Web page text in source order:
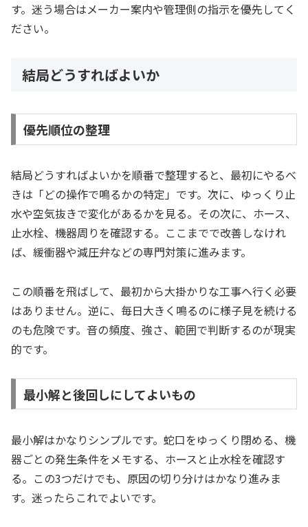
す。迷う場合はメーカー案内や管理側の指示を優先してく
ださい。
結局どうすればよいか
優先順位の整理
結局どうすればよいかを順番で整理すると、最初にやるべ
きは「どの操作で鳴るかの特定」です。次に、ゆっくり止
水や空気抜きで変化があるかを見る。その次に、ホース、
止水栓、機器周りを確認する。ここまでで改善しなけれ
ば、緩衝器や減圧弁などの専門対策に進みます。
この順番を飛ばして、最初から大掛かりな工事へ行く必要
はありません。逆に、毎日大きく鳴るのに様子見を続ける
のも危険です。音の頻度、強さ、範囲で判断するのが現実
的です。
最小解と後回しにしてよいもの
最小解はかなりシンプルです。蛇口をゆっくり閉める、機
器ごとの発生条件をメモする、ホースと止水栓を確認す
る。この3つだけでも、原因の切り分けはかなり進みま
す。迷ったらこれでよいです。